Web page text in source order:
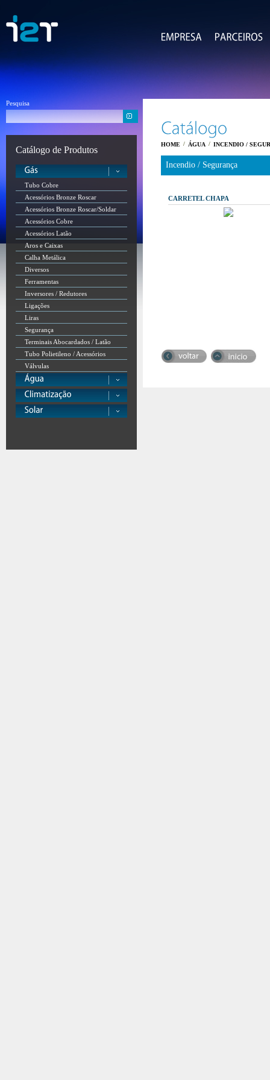
Pesquisa
Catálogo de Produtos
Tubo Cobre
Acessórios Bronze Roscar
Acessórios Bronze Roscar/Soldar
Acessórios Cobre
Acessórios Latão
Aros e Caixas
Calha Metálica
Diversos
Ferramentas
Inversores / Redutores
Ligações
Liras
Segurança
Terminais Abocardados / Latão
Tubo Polietileno / Acessórios
Válvulas
HOME / ÁGUA / INCENDIO /
Incendio / Segurança
CARRETEL CHAPA